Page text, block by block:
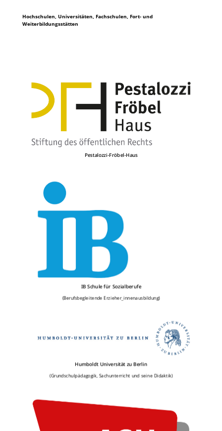
Hochschulen, Universitäten, Fachschulen, Fort- und
Weiterbildungsstätten
Pestalozzi-Fröbel-Haus
IB Schule für Sozialberufe
(Berufsbegleitende Erzieher_innenausbildung)
Humboldt Universität zu Berlin
(Grundschulpädagogik, Sachunterricht und seine Didaktik)